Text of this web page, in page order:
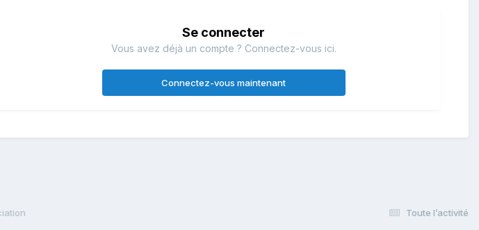
Se connecter
Vous avez déjà un compte ? Connectez-vous ici.
Connectez-vous maintenant
Toute l’activité